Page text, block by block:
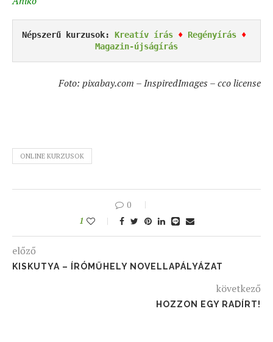
Népszerű kurzusok: Kreatív írás ♦ Regényírás ♦
Magazin-újságírás
Foto: pixabay.com – InspiredImages – cco license
ONLINE KURZUSOK
0
1
előző
KISKUTYA – ÍRÓMŰHELY NOVELLAPÁLYÁZAT
következő
HOZZON EGY RADÍRT!